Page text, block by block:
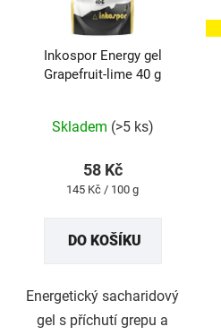
Inkospor Energy gel
Grapefruit-lime 40 g
produktu
hvězdiček.
Skladem (>5 ks)
58 Kč
Měrná
145 Kč / 100 g
DO KOŠÍKU
Energetický sacharidový
gel s příchutí grepu a